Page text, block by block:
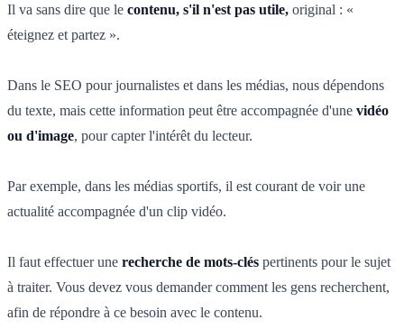
Il va sans dire que le contenu, s'il n'est pas utile, original : «
éteignez et partez ».
Dans le SEO pour journalistes et dans les médias, nous dépendons
du texte, mais cette information peut être accompagnée d'une vidéo
ou d'image, pour capter l'intérêt du lecteur.
Par exemple, dans les médias sportifs, il est courant de voir une
actualité accompagnée d'un clip vidéo.
Il faut effectuer une recherche de mots-clés pertinents pour le sujet
à traiter. Vous devez vous demander comment les gens recherchent,
afin de répondre à ce besoin avec le contenu.